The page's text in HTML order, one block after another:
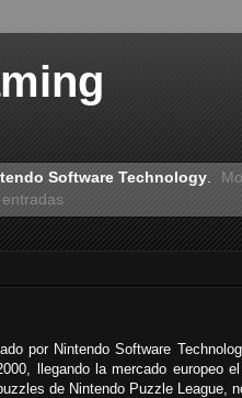
Software Technology.
por Nintendo Software
llegando la mercado europeo
de Nintendo Puzzle League,